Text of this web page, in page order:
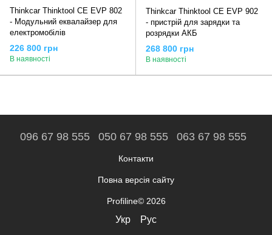
Thinkcar Thinktool CE EVP 802
- Модульний еквалайзер для
електромобілів
226 800 грн
В наявності
Thinkcar Thinktool CE EVP 902
- пристрій для зарядки та
розрядки АКБ
268 800 грн
В наявності
096 67 98 555 050 67 98 555 063 67 98 555
Контакти
Повна версія сайту
Profiline© 2026
Укр Рус